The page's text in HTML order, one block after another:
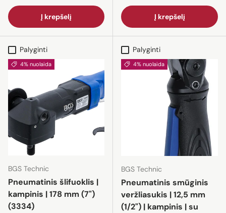
Į krepšelį Į krepšelį
Palyginti
4% nuolaida
BGS Technic
Pneumatinis šlifuoklis |
kampinis | 178 mm (7")
(3334)
Palyginti
4% nuolaida
BGS Technic
Pneumatinis smūginis
veržliasukis | 12,5 mm
(1/2") | kampinis | su